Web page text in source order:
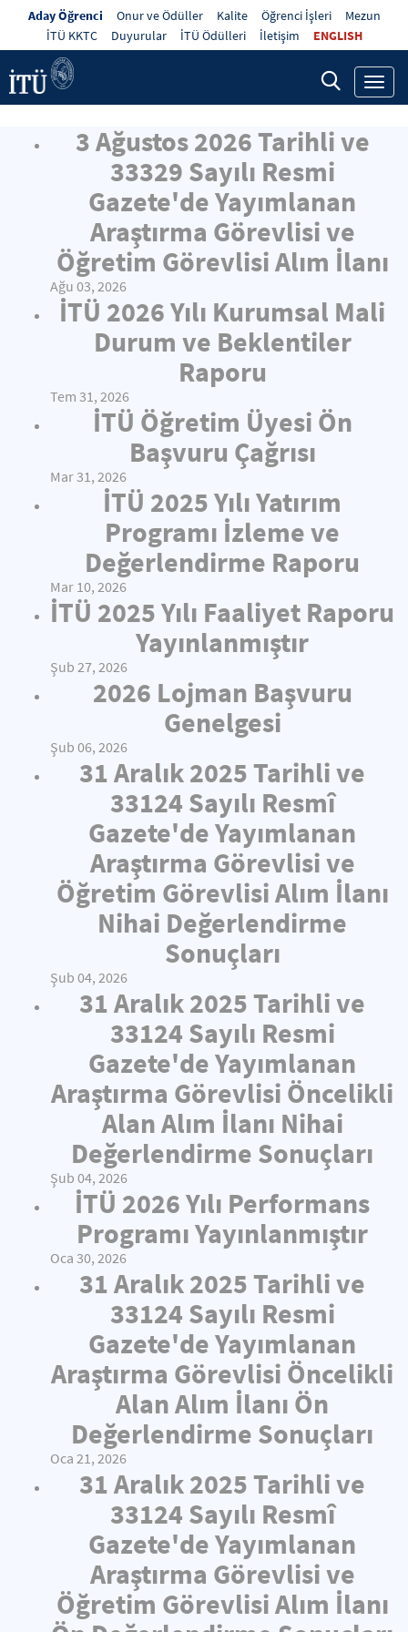
Aday Öğrenci Onur ve Ödüller Kalite Öğrenci İşleri
Mezun
İTÜ KKTC
Duyurular İTÜ Ödülleri İletişim ENGLISH
3 Ağustos 2026 Tarihli ve
33329 Sayılı Resmi
Gazete'de Yayımlanan
Araştırma Görevlisi ve
Öğretim Görevlisi Alım İlanı
Ağu 03, 2026
İTÜ 2026 Yılı Kurumsal Mali
Durum ve Beklentiler
Raporu
Tem 31, 2026
İTÜ Öğretim Üyesi Ön
Başvuru Çağrısı
Mar 31, 2026
İTÜ 2025 Yılı Yatırım
Programı İzleme ve
Değerlendirme Raporu
Mar 10, 2026
İTÜ 2025 Yılı Faaliyet Raporu
Yayınlanmıştır
Şub 27, 2026
2026 Lojman Başvuru
Genelgesi
Şub 06, 2026
31 Aralık 2025 Tarihli ve
33124 Sayılı Resmî
Gazete'de Yayımlanan
Araştırma Görevlisi ve
Öğretim Görevlisi Alım İlanı
Nihai Değerlendirme
Sonuçları
Şub 04, 2026
31 Aralık 2025 Tarihli ve
33124 Sayılı Resmi
Gazete'de Yayımlanan
Araştırma Görevlisi Öncelikli
Alan Alım İlanı Nihai
Değerlendirme Sonuçları
Şub 04, 2026
İTÜ 2026 Yılı Performans
Programı Yayınlanmıştır
Oca 30, 2026
31 Aralık 2025 Tarihli ve
33124 Sayılı Resmi
Gazete'de Yayımlanan
Araştırma Görevlisi Öncelikli
Alan Alım İlanı Ön
Değerlendirme Sonuçları
Oca 21, 2026
31 Aralık 2025 Tarihli ve
33124 Sayılı Resmî
Gazete'de Yayımlanan
Araştırma Görevlisi ve
Öğretim Görevlisi Alım İlanı